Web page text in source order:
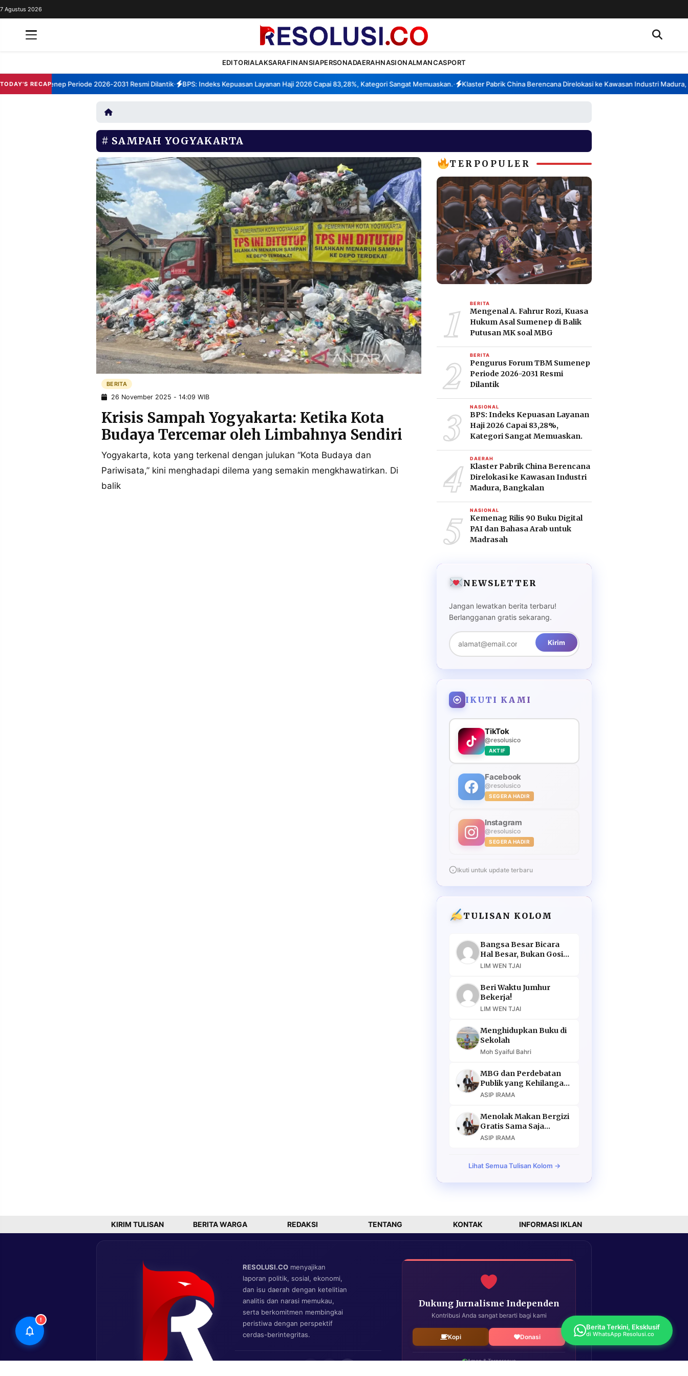
REDAKSI
PERSONA
NASIONAL
BERITA
WARGA
TULISAN
SERVICE
7 Agustus 2026
EDITORIALAKSARAFINANSIAPERSONADAERAHNASIONALMANCASPORT
TODAY'S RECAP
TBM Sumenep Periode 2026-2031 Resmi Dilantik• BPS: Indeks Kepuasan Layanan Haji 2026 Capai 83,28%, Kategori Sangat Memuaskan.• Klaster Pabrik China Berencana Direlokasi ke Kawasan Industri Madura,
SAMPAH YOGYAKARTA
BERITA
26 November 2025 - 14:09 WIB
Krisis Sampah Yogyakarta: Ketika Kota
Budaya Tercemar oleh Limbahnya Sendiri
Yogyakarta, kota yang terkenal dengan julukan “Kota Budaya dan
Pariwisata,” kini menghadapi dilema yang semakin mengkhawatirkan. Di
balik
TERPOPULER
1 BERITA
Mengenal A. Fahrur Rozi, Kuasa
Hukum Asal Sumenep di Balik
Putusan MK soal MBG
2 BERITA
Pengurus Forum TBM Sumenep
Periode 2026-2031 Resmi
Dilantik
3 NASIONAL
BPS: Indeks Kepuasan Layanan
Haji 2026 Capai 83,28%,
Kategori Sangat Memuaskan.
4 DAERAH
Klaster Pabrik China Berencana
Direlokasi ke Kawasan Industri
Madura, Bangkalan
5 NASIONAL
Kemenag Rilis 90 Buku Digital
PAI dan Bahasa Arab untuk
Madrasah
NEWSLETTER
Jangan lewatkan berita terbaru!
Berlangganan gratis sekarang.
Kirim
IKUTI KAMI
TikTok
@resolusico
AKTIF
Facebook
@resolusico
SEGERA HADIR
Instagram
@resolusico
SEGERA HADIR
Ikuti untuk update terbaru
TULISAN KOLOM
Bangsa Besar Bicara
Hal Besar, Bukan Gosip
Murahan
LIM WEN TJAI
Beri Waktu Jumhur
Bekerja!
LIM WEN TJAI
Menghidupkan Buku di
Sekolah
Moh Syaiful Bahri
MBG dan Perdebatan
Publik yang Kehilangan
Argumen
ASIP IRAMA
Menolak Makan Bergizi
Gratis Sama Saja
Menolak Masa Depan
ASIP IRAMA
Lihat Semua Tulisan Kolom →
KIRIM TULISAN BERITA WARGA REDAKSI TENTANG KONTAK INFORMASI IKLAN
RESOLUSI.CO menyajikan
laporan politik, sosial, ekonomi,
dan isu daerah dengan ketelitian
analitis dan narasi memukau,
serta berkomitmen membingkai
peristiwa dengan perspektif
cerdas-berintegritas.
Dukung Jurnalisme Independen
Kontribusi Anda sangat berarti bagi kami
Kopi Donasi
Aman & Terpercaya
!
Berita Terkini, Eksklusif
di WhatsApp Resolusi.co